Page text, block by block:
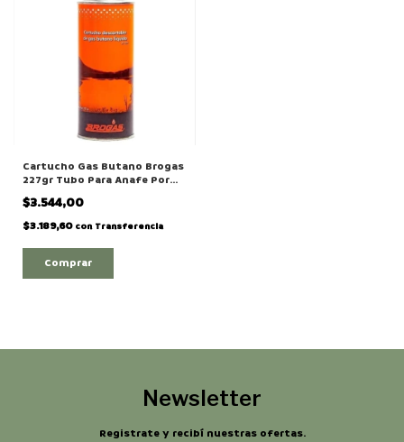
Cartucho Gas Butano Brogas
227gr Tubo Para Anafe Por
Unidad
$3.544,00
$3.189,60 con Transferencia
Newsletter
Registrate y recibí nuestras ofertas.